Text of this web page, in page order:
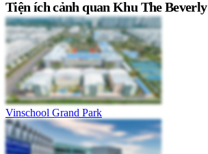
Tiện ích cảnh quan Khu The Beverly
Vinschool Grand Park